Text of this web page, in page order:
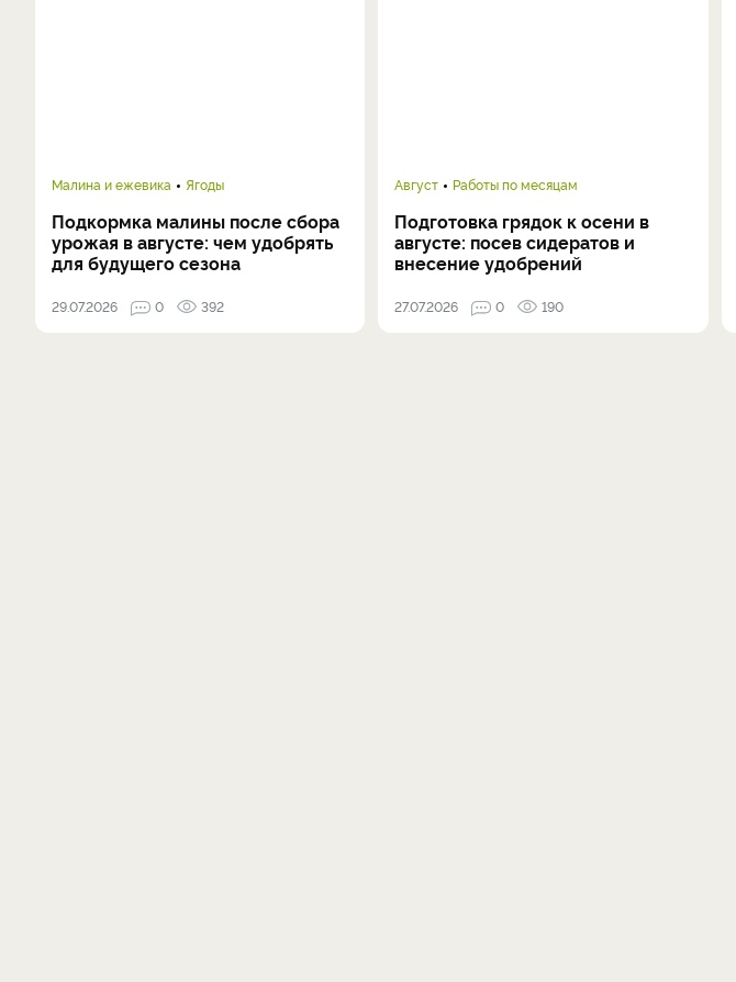
Малина и ежевика Ягоды
Подкормка малины после сбора
урожая в августе: чем удобрять
для будущего сезона
29.07.2026 0 392
Август Работы по месяцам
Подготовка грядок к осени в
августе: посев сидератов и
внесение удобрений
27.07.2026 0 190